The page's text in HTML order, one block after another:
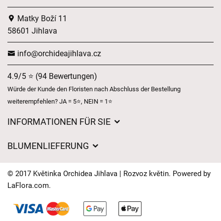
Matky Boží 11
58601 Jihlava
info@orchideajihlava.cz
4.9/5 ⭐ (94 Bewertungen)
Würde der Kunde den Floristen nach Abschluss der Bestellung
weiterempfehlen? JA = 5⭐, NEIN = 1⭐
INFORMATIONEN FÜR SIE
Lieferzeiten für Blumen – Übersicht der Möglichkeiten
BLUMENLIEFERUNG
Wohin wir Blumen liefern
Kontakt
© 2017 Květinka Orchidea Jihlava | Rozvoz květin. Powered by
LaFlora.com.